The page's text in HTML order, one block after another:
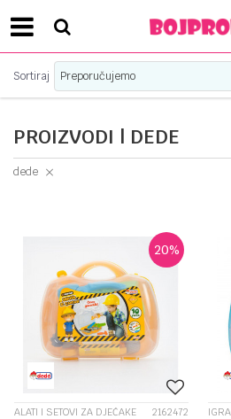
SIGURNO PLAĆANJE
PROIZVODI | DEDE
Sortiraj
dede
20%
ALATI I SETOVI ZA DJEČAKE 2162472